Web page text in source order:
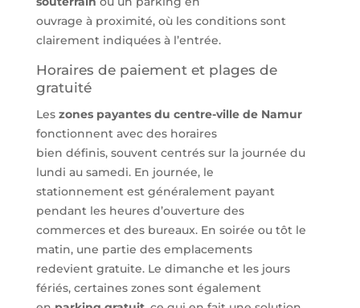
ouvrage à proximité, où les conditions sont
clairement indiquées à l’entrée.
Horaires de paiement et plages de
gratuité
Les zones payantes du centre-ville de Namur
fonctionnent avec des horaires
bien définis, souvent centrés sur la journée du
lundi au samedi. En journée, le
stationnement est généralement payant
pendant les heures d’ouverture des
commerces et des bureaux. En soirée ou tôt le
matin, une partie des emplacements
redevient gratuite. Le dimanche et les jours
fériés, certaines zones sont également